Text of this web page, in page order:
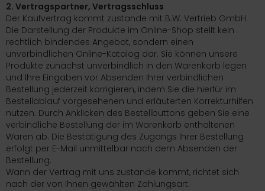
2. Vertragspartner, Vertragsschluss
Der Kaufvertrag kommt zustande mit B.W. Vertrieb GmbH.
Die Darstellung der Produkte im Online-Shop stellt kein
rechtlich bindendes Angebot, sondern einen
unverbindlichen Online-Katalog dar. Sie können unsere
Produkte zunächst unverbindlich in den Warenkorb legen
und Ihre Eingaben vor Absenden Ihrer verbindlichen
Bestellung jederzeit korrigieren, indem Sie die hierfür im
Bestellablauf vorgesehenen und erläuterten Korrekturhilfen
nutzen. Durch Anklicken des Bestellbuttons geben Sie eine
verbindliche Bestellung der im Warenkorb enthaltenen
Waren ab. Die Bestätigung des Zugangs Ihrer Bestellung
erfolgt per E-Mail unmittelbar nach dem Absenden der
Bestellung.
Wann der Vertrag mit uns zustande kommt, richtet sich
nach der von Ihnen gewählten Zahlungsart: